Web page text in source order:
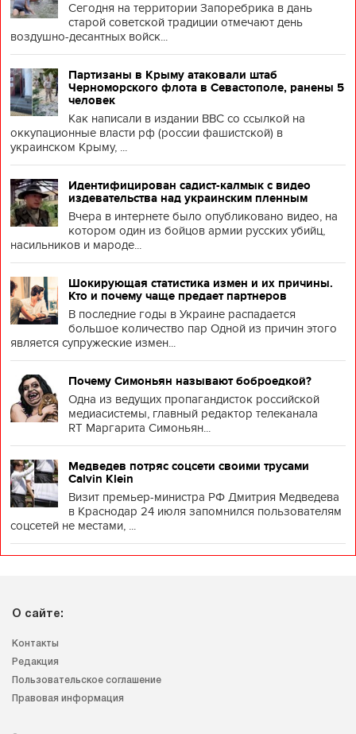
Сегодня на территории Запоребрика в дань
старой советской традиции отмечают день
воздушно-десантных войск...
Партизаны в Крыму атаковали штаб
Черноморского флота в Севастополе, ранены 5
человек
Как написали в издании BBC со ссылкой на
оккупационные власти рф (россии фашистской) в
украинском Крыму, ...
Идентифицирован садист-калмык с видео
издевательства над украинским пленным
Вчера в интернете было опубликовано видео, на
котором один из бойцов армии русских убийц,
насильников и мароде...
Шокирующая статистика измен и их причины.
Кто и почему чаще предает партнеров
В последние годы в Украине распадается
большое количество пар Одной из причин этого
является супружеские измен...
Почему Симоньян называют боброедкой?
Одна из ведущих пропагандисток российской
медиасистемы, главный редактор телеканала
RT Маргарита Симоньян...
Медведев потряс соцсети своими трусами
Calvin Klein
Визит премьер-министра РФ Дмитрия Медведева
в Краснодар 24 июля запомнился пользователям
соцсетей не местами, ...
О сайте:
Контакты
Редакция
Пользовательское соглашение
Правовая информация